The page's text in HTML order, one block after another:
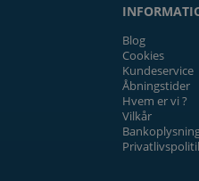
Blog
Cookies
Kundeservice
Åbningstider
Hvem er vi ?
Vilkår
og deltag i
om en
Ladestander
kabel